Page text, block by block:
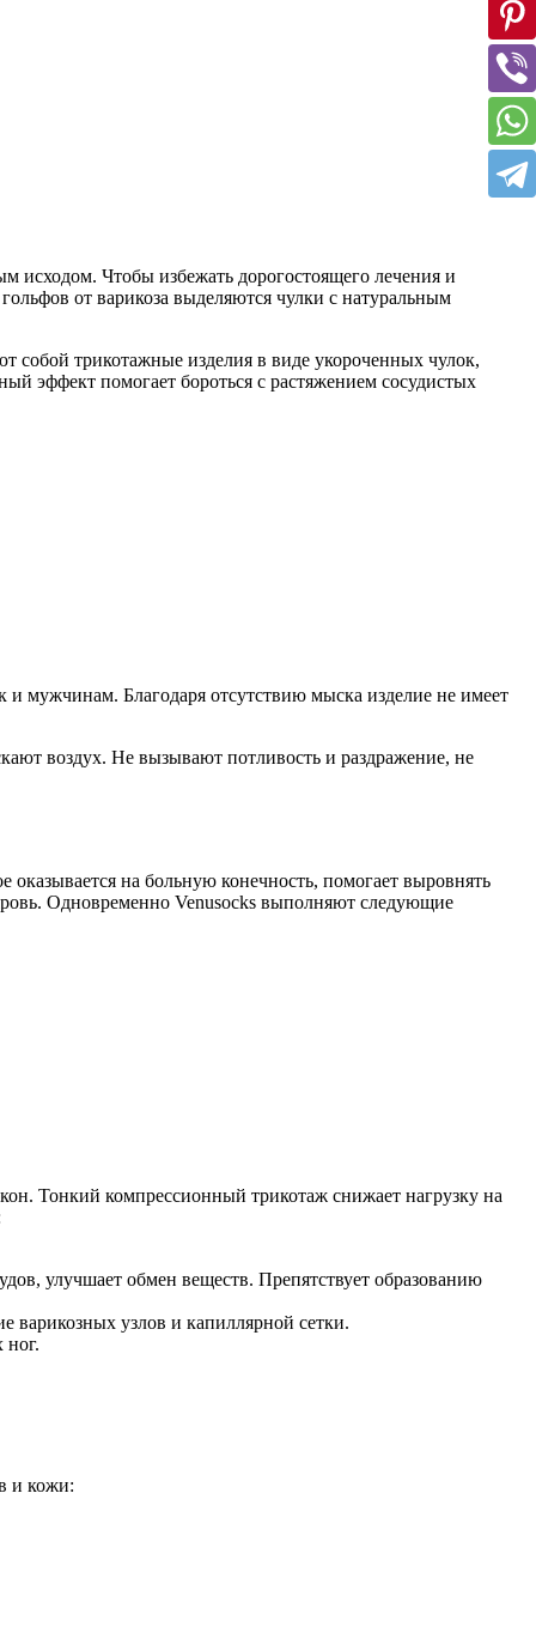
исходом. Чтобы избежать дорогостоящего лечения и
от варикоза выделяются чулки с натуральным
собой трикотажные изделия в виде укороченных чулок,
эффект помогает бороться с растяжением сосудистых
и мужчинам. Благодаря отсутствию мыска изделие не имеет
воздух. Не вызывают потливость и раздражение, не
на больную конечность, помогает выровнять
Одновременно Venusocks выполняют следующие
Тонкий компрессионный трикотаж снижает нагрузку на
улучшает обмен веществ. Препятствует образованию
варикозных узлов и капиллярной сетки.
ног.
и кожи: